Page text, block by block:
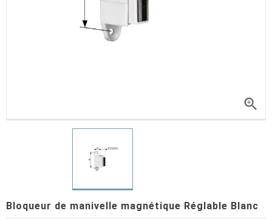

Bloqueur de manivelle magnétique Réglable Blanc